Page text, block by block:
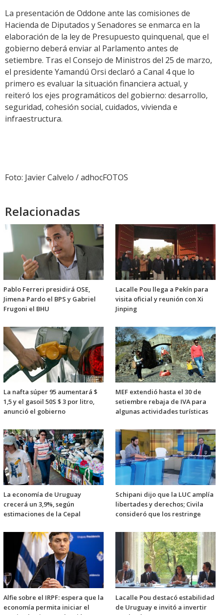
La presentación de Oddone ante las comisiones de
Hacienda de Diputados y Senadores se enmarca en la
elaboración de la ley de Presupuesto quinquenal, que el
gobierno deberá enviar al Parlamento antes de
setiembre. Tras el Consejo de Ministros del 25 de marzo,
el presidente Yamandú Orsi declaró a Canal 4 que lo
primero es evaluar la situación financiera actual, y
reiteró los ejes programáticos del gobierno: desarrollo,
seguridad, cohesión social, cuidados, vivienda e
infraestructura.
Foto: Javier Calvelo / adhocFOTOS
Relacionadas
Pablo Ferreri presidirá OSE,
Jimena Pardo el BPS y Gabriel
Frugoni el BHU
Lacalle Pou llega a Pekín para
visita oficial y reunión con Xi
Jinping
La nafta súper 95 aumentará $
1,5 y el gasoil 50S $ 3 por litro,
anunció el gobierno
MEF extendió hasta el 30 de
setiembre rebaja de IVA para
algunas actividades turísticas
La economía de Uruguay
crecerá un 3,9%, según
estimaciones de la Cepal
Schipani dijo que la LUC amplía
libertades y derechos; Civila
consideró que los restringe
Alfie sobre el IRPF: espera que la
economía permita iniciar el
Lacalle Pou destacó estabilidad
de Uruguay e invitó a invertir